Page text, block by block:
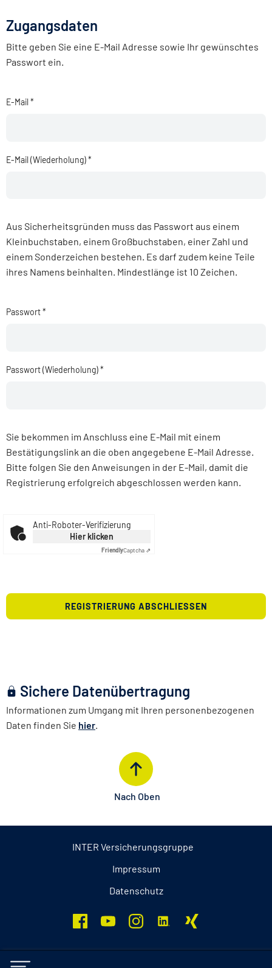
Zugangsdaten
Bitte geben Sie eine E-Mail Adresse sowie Ihr gewünschtes
Passwort ein.
E-Mail*
E-Mail (Wiederholung)*
Aus Sicherheitsgründen muss das Passwort aus einem
Kleinbuchstaben, einem Großbuchstaben, einer Zahl und
einem Sonderzeichen bestehen. Es darf zudem keine Teile
ihres Namens beinhalten. Mindestlänge ist 10 Zeichen.
Passwort*
Passwort (Wiederholung)*
Sie bekommen im Anschluss eine E-Mail mit einem
Bestätigungslink an die oben angegebene E-Mail Adresse.
Bitte folgen Sie den Anweisungen in der E-Mail, damit die
Registrierung erfolgreich abgeschlossen werden kann.
Anti-Roboter-Verifizierung
Hier klicken
FriendlyCaptcha ⇗
REGISTRIERUNG ABSCHLIESSEN
Sichere Datenübertragung
Informationen zum Umgang mit Ihren personenbezogenen
Daten finden Sie hier
Nach Oben
INTER Versicherungsgruppe
Impressum
Datenschutz